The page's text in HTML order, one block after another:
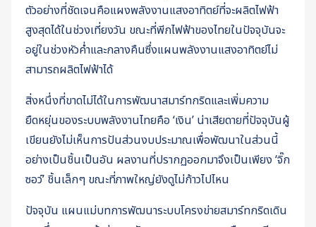
ตัวอย่างที่ชัดเจนคือแผงพลังงานแสงอาทิตย์ที่จะผลิตไฟฟ้า
สูงสุดได้ในช่วงเที่ยงวัน ขณะที่พีกไฟฟ้าของไทยในปัจจุบันจะ
อยู่ในช่วงหัวค่ำและกลางคืนซึ่งแผนพลังงานแสงอาทิตย์ไม่
สามารถผลิตไฟฟ้าได้
สิ่งหนึ่งที่ขาดไม่ได้ในการพัฒนาสมาร์ทกริดและเพิ่มความ
ยืดหยุ่นของระบบพลังงานไทยคือ ‘เงิน’ น่าเสียดายที่ปัจจุบันผู้
เขียนยังไม่เห็นการปันส่วนงบประมาณเพื่อพัฒนาในส่วนนี้
อย่างเป็นชิ้นเป็นอัน ผลงานที่ปรากฏออกมาจึงเป็นเพียง ‘จิ๊ก
ซอว์’ ชิ้นเล็กๆ ขณะที่ภาพใหญ่ยังดูไม่ก้าวไปไหน
ปัจจุบัน แผนแม่บทการพัฒนาระบบโครงข่ายสมาร์ทกริดเดิน